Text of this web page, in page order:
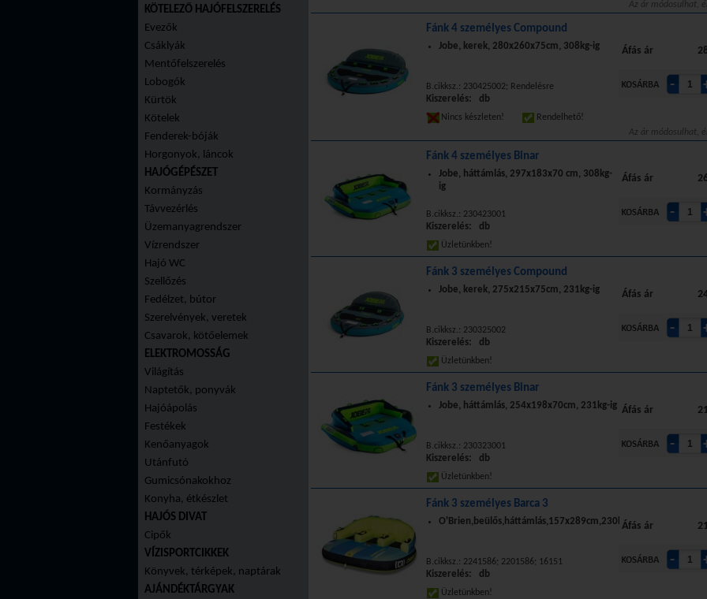
KÖTELEZŐ HAJÓFELSZERELÉS
Evezők
Csáklyák
Mentőfelszerelés
Lobogók
Kürtök
Kötelek
Fenderek-bóják
Horgonyok, láncok
HAJÓGÉPÉSZET
Kormányzás
Távvezérlés
Üzemanyagrendszer
Vízrendszer
Hajó WC
Szellőzés
Fedélzet, bútor
Szerelvények, veretek
Csavarok, kötőelemek
ELEKTROMOSSÁG
Világítás
Naptetők, ponyvák
Hajóápolás
Festékek
Kenőanyagok
Utánfutó
Gumicsónakokhoz
Konyha, étkészlet
HAJÓS DIVAT
Cipők
VÍZISPORTCIKKEK
Könyvek, térképek, naptárak
AJÁNDÉKTÁRGYAK
Az ár módosulhat,
Fánk 4 személyes Compound
Áfás ár
Jobe, kerek, 280x260x75cm, 308kg-ig
B.cikksz.: 230425002; Rendelésre
Kiszerelés: db
Nincs készleten!
Rendelhető!
Az ár módosulhat,
Fánk 4 személyes Binar
Áfás ár
Jobe, háttámlás, 297x183x70 cm, 308kg-
ig
B.cikksz.: 230423001
Kiszerelés: db
Üzletünkben!
Fánk 3 személyes Compound
Áfás ár
Jobe, kerek, 275x215x75cm, 231kg-ig
B.cikksz.: 230325002
Kiszerelés: db
Üzletünkben!
Fánk 3 személyes Binar
Áfás ár
Jobe, háttámlás, 254x198x70cm, 231kg-ig
B.cikksz.: 230323001
Kiszerelés: db
Üzletünkben!
Fánk 3 személyes Barca 3
Áfás ár
O'Brien,beülős,háttámlás,157x289cm,230kg
B.cikksz.: 2241586; 2201586; 16151
Kiszerelés: db
Üzletünkben!